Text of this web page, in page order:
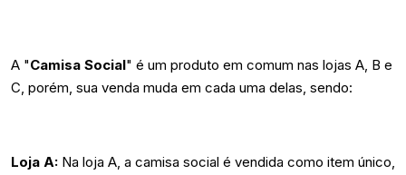
A "Camisa Social" é um produto em comum nas lojas A, B e
C, porém, sua venda muda em cada uma delas, sendo:
Loja A: Na loja A, a camisa social é vendida como item único,